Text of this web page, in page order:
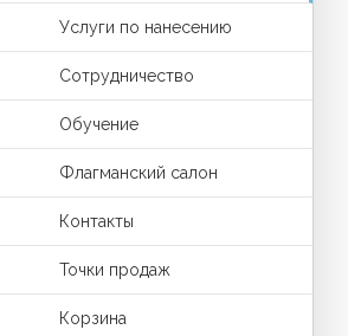
Услуги по нанесению
Сотрудничество
Обучение
Флагманский салон
Контакты
Точки продаж
Корзина